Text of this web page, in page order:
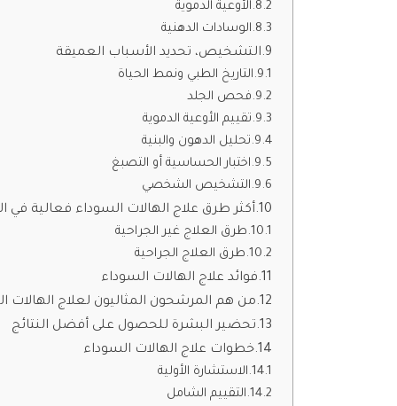
الأوعية الدموية
الوسادات الدهنية
التشخيص، تحديد الأسباب العميقة
التاريخ الطبي ونمط الحياة
فحص الجلد
تقييم الأوعية الدموية
تحليل الدهون والبنية
اختبار الحساسية أو التصبغ
التشخيص الشخصي
أكثر طرق علاج الهالات السوداء فعالية في
طرق العلاج غير الجراحية
طرق العلاج الجراحية
فوائد علاج الهالات السوداء
من هم المرشحون المثاليون لعلاج الهالات
تحضير البشرة للحصول على أفضل النتائج
خطوات علاج الهالات السوداء
الاستشارة الأولية
التقييم الشامل